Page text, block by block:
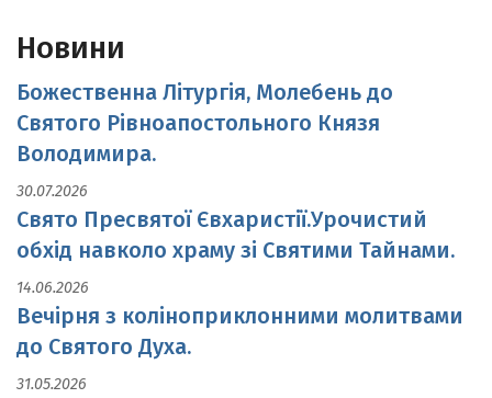
Новини
Божественна Літургія, Молебень до
Святого Рівноапостольного Князя
Володимира.
30.07.2026
Свято Пресвятої Євхаристії.Урочистий
обхід навколо храму зі Святими Тайнами.
14.06.2026
Вечірня з коліноприклонними молитвами
до Святого Духа.
31.05.2026